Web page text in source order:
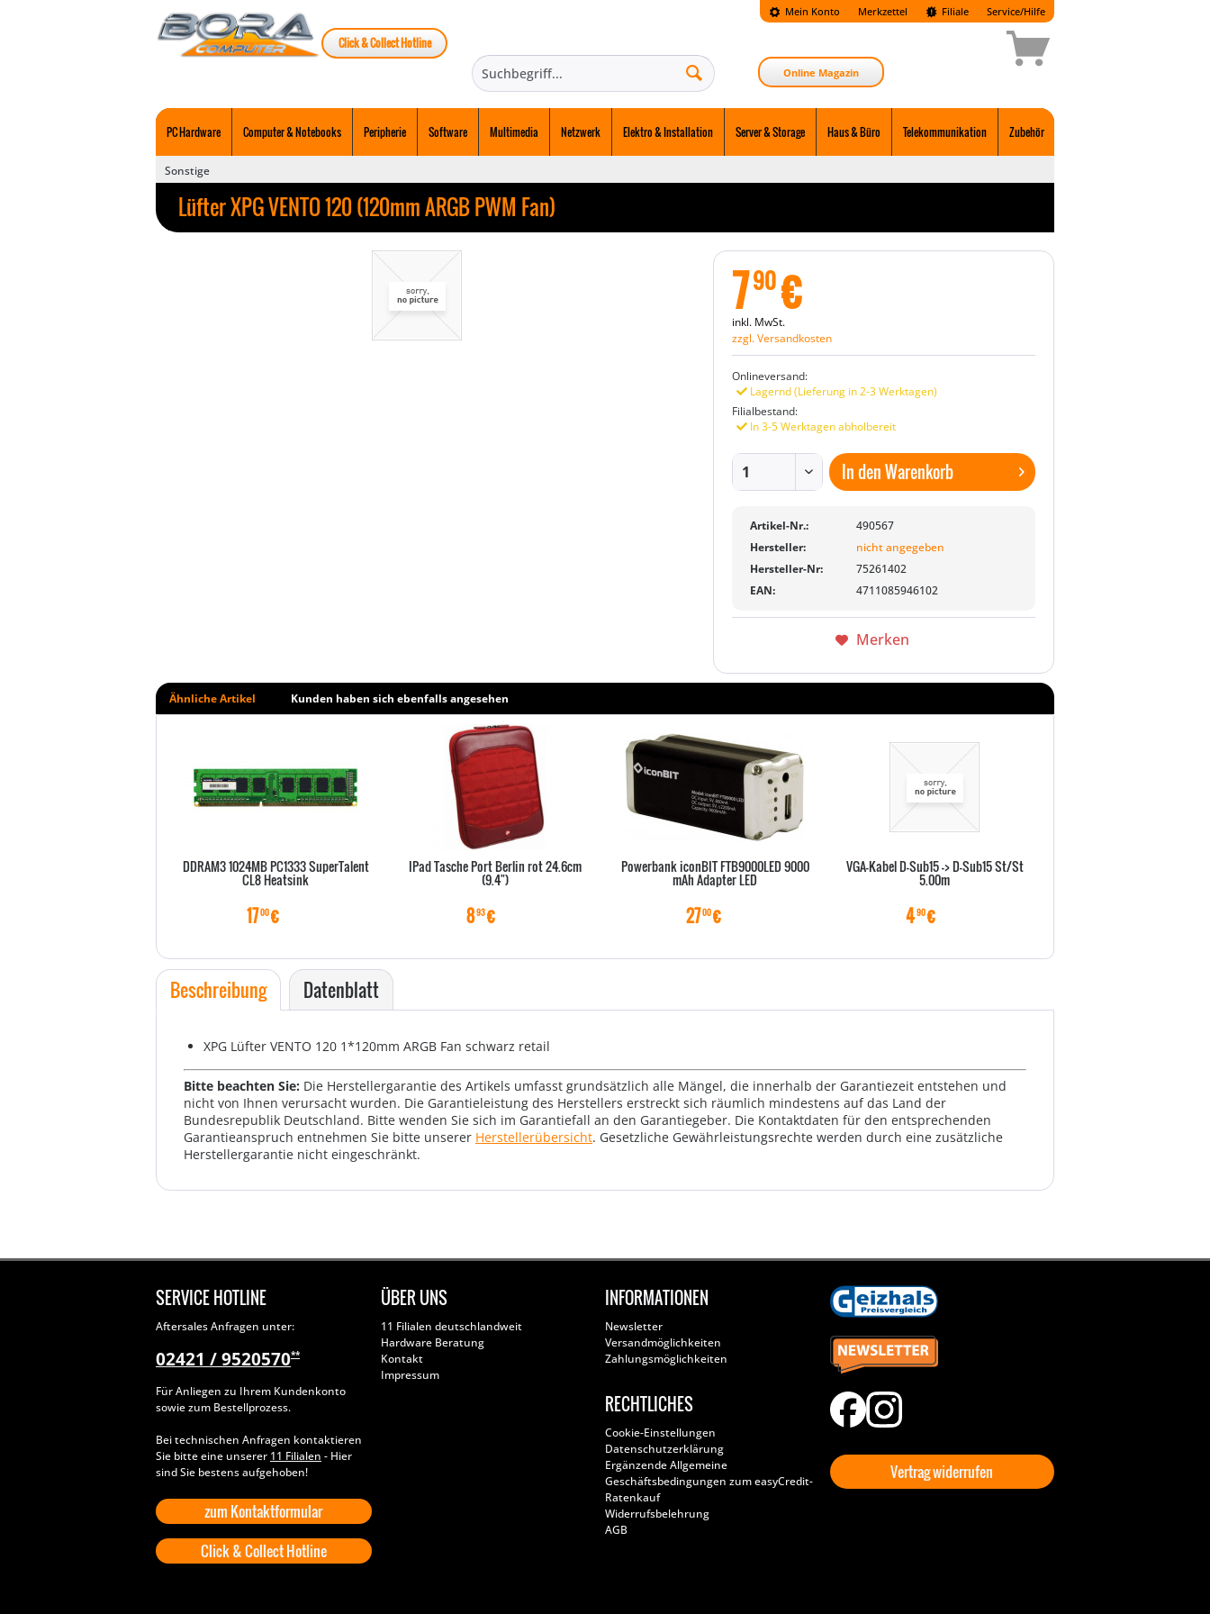
Mein Konto Merkzettel
Click & Collect Hotline
Filiale Service/Hilfe
Online Magazin
PC Hardware Computer & Notebooks Peripherie Software Multimedia Netzwerk Elektro & Installation Server & Storage Haus & Büro Telekommunikation Zubehör
Sonstige
Lüfter XPG VENTO 120 (120mm ARGB PWM Fan)
790€
inkl. MwSt.
zzgl. Versandkosten
Onlineversand:
Lagernd (Lieferung in 2-3 Werktagen)
Filialbestand:
In 3-5 Werktagen abholbereit
In denWarenkorb
Artikel-Nr.:
490567
Hersteller:
nicht angegeben
Hersteller-Nr:
75261402
EAN:
4711085946102
Merken
Ähnliche Artikel Kunden haben sich ebenfalls angesehen
DDRAM3 1024MB PC1333 SuperTalent
CL8 Heatsink
1700€
IPad Tasche Port Berlin rot 24.6cm
(9.4")
893€
Powerbank iconBIT FTB9000LED 9000
mAh Adapter LED
2700€
VGA-Kabel D-Sub15 -> D-Sub15 St/St
5.00m
490€
Beschreibung Datenblatt
XPG Lüfter VENTO 120 1*120mm ARGB Fan schwarz retail
Bitte beachten Sie: Die Herstellergarantie des Artikels umfasst grundsätzlich alle Mängel, die innerhalb der Garantiezeit entstehen und
nicht von Ihnen verursacht wurden. Die Garantieleistung des Herstellers erstreckt sich räumlich mindestens auf das Land der
Bundesrepublik Deutschland. Bitte wenden Sie sich im Garantiefall an den Garantiegeber. Die Kontaktdaten für den entsprechenden
Garantieanspruch entnehmen Sie bitte unserer Herstellerübersicht. Gesetzliche Gewährleistungsrechte werden durch eine zusätzliche
Herstellergarantie nicht eingeschränkt.
SERVICE HOTLINE
Aftersales Anfragen unter:
02421 / 9520570**
Für Anliegen zu Ihrem Kundenkonto
sowie zum Bestellprozess.
Bei technischen Anfragen kontaktieren
Sie bitte eine unserer 11 Filialen - Hier
sind Sie bestens aufgehoben!
zum Kontaktformular
Click & Collect Hotline
ÜBER UNS
11 Filialen deutschlandweit
Hardware Beratung
Kontakt
Impressum
INFORMATIONEN
Newsletter
Versandmöglichkeiten
Zahlungsmöglichkeiten
RECHTLICHES
Cookie-Einstellungen
Datenschutzerklärung
Ergänzende Allgemeine
Geschäftsbedingungen zum easyCredit-
Ratenkauf
Widerrufsbelehrung
AGB
Vertrag widerrufen